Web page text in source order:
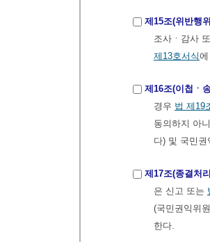
제15조(위반행
조사ㆍ감사
제13호서식
제16조(이첩ㆍ
경우 법 제19
동의하지 아
다) 및 국민권
제17조(종결처
은 신고 또는
(국민권익위
한다.